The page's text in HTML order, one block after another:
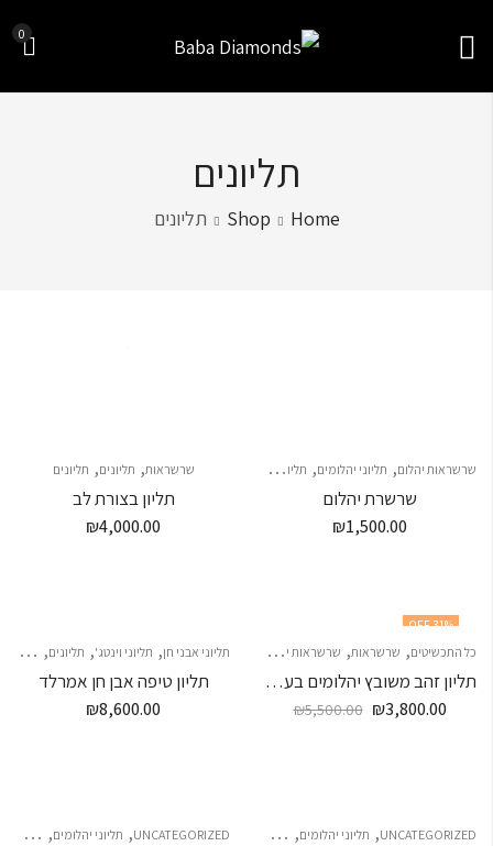
0
תליונים
Home
Shop תליונים
שרשראות יהלום, תליוני יהלומים, תליונים , תליונים
שרשרת יהלום
₪1,500.00
שרשראות, תליונים, תליונים
תליון בצורת לב
₪4,000.00
31% OFF
כל התכשיטים, שרשראות, שרשראות יהלום שרשראות מעוצבות ,תליוני יהלומים,תליונים ,
תליון זהב משובץ יהלומים בעיצוב לב
₪3,800.00
₪5,500.00
תליוני אבני חן, תליוני וינטג', תליונים, תליונים
תליון טיפה אבן חן אמרלד
₪8,600.00
UNCATEGORIZED
, תליוני יהלומים, תליונים תליונים,תליונים
UNCATEGORIZED
, תליוני יהלומים, תליונים